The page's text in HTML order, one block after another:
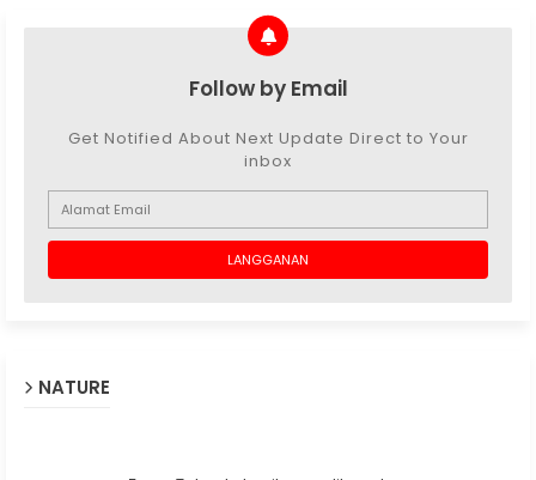
Follow by Email
Get Notified About Next Update Direct to Your
inbox
NATURE